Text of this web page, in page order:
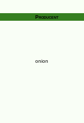
Producent
onion